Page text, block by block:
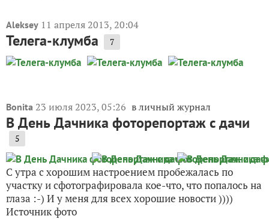
Aleksey 11 апреля 2013, 20:04
Телега-клумба 7
Bonita 23 июля 2023, 05:26 в личный журнал
В День Дачника фоторепортаж с дачи
5
С утра с хорошим настроением пробежалась по
участку и сфотографировала кое-что, что попалось на
глаза :-) И у меня для всех хорошие новости ))))
Источник фото